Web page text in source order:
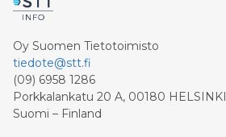
Oy Suomen Tietotoimisto
tiedote@stt.fi
(09) 6958 1286
Porkkalankatu 20 A, 00180 HELSINKI
Suomi – Finland